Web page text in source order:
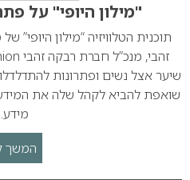
"מילון היופי" על
תוכנית הטלוויזיה “מילון
שיער אצל נשים ופתרונות
שואפת להביא לקהל שלה את המידע
המשך